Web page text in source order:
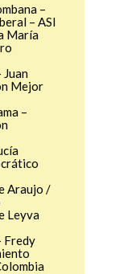
–
– ASI
María
Juan
Mejor
–
Araujo /
Leyva
Fredy